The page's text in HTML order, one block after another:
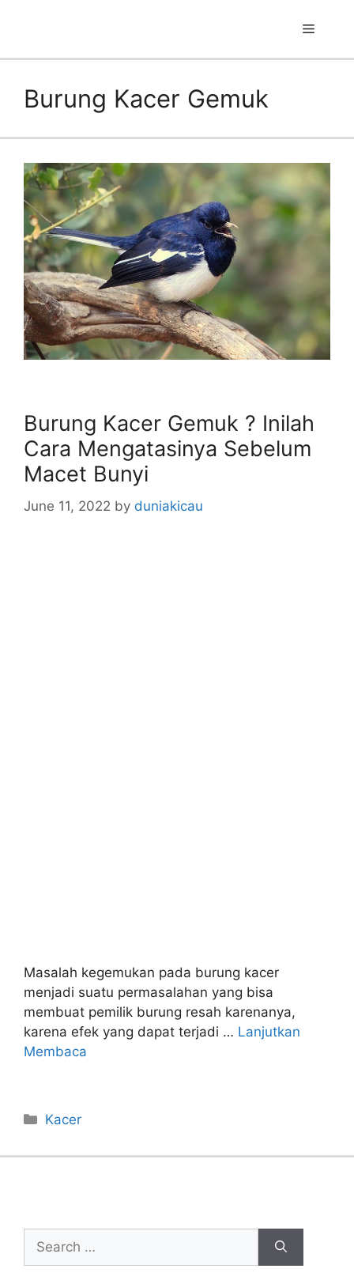
Menu
Burung Kacer Gemuk
Burung Kacer Gemuk ? Inilah
Cara Mengatasinya Sebelum
Macet Bunyi
June 11, 2022 by duniakicau
Masalah kegemukan pada burung kacer
menjadi suatu permasalahan yang bisa
membuat pemilik burung resah karenanya,
karena efek yang dapat terjadi … Lanjutkan
Membaca
Categories
Kacer
Search
for: